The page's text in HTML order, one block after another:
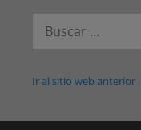
Ir al sitio web anterior